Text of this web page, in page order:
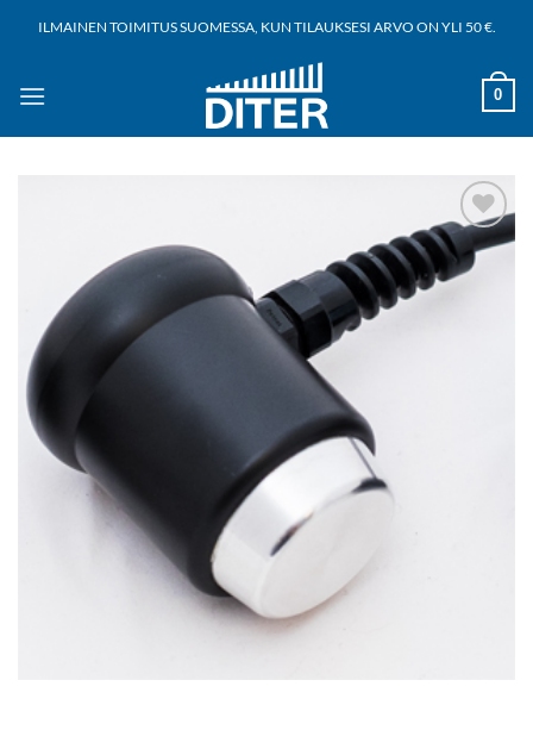
ILMAINEN TOIMITUS SUOMESSA, KUN TILAUKSESI ARVO ON YLI 50 €.
0
Add to
wishlist